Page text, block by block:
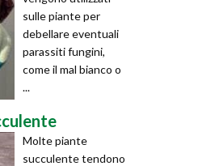
sulle piante per
debellare eventuali
parassiti fungini,
come il mal bianco o
...
Molte piante
succulente tendono